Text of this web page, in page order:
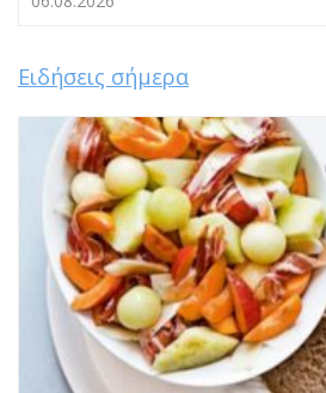
Ειδήσεις σήμερα